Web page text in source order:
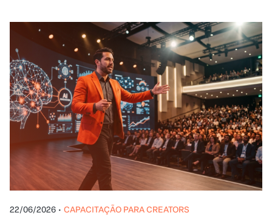
22/06/2026 • CAPACITAÇÃO PARA CREATORS